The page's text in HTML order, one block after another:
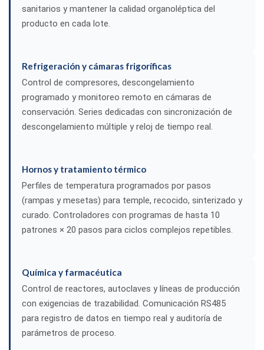
sanitarios y mantener la calidad organoléptica del
producto en cada lote.
Refrigeración y cámaras frigoríficas
Control de compresores, descongelamiento
programado y monitoreo remoto en cámaras de
conservación. Series dedicadas con sincronización de
descongelamiento múltiple y reloj de tiempo real.
Hornos y tratamiento térmico
Perfiles de temperatura programados por pasos
(rampas y mesetas) para temple, recocido, sinterizado y
curado. Controladores con programas de hasta 10
patrones × 20 pasos para ciclos complejos repetibles.
Química y farmacéutica
Control de reactores, autoclaves y líneas de producción
con exigencias de trazabilidad. Comunicación RS485
para registro de datos en tiempo real y auditoría de
parámetros de proceso.